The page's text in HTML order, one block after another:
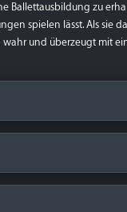
Ballettausbildung zu
spielen lässt. Als sie
und überzeugt mit